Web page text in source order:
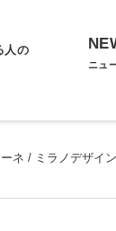
人の
ニュ
ネ / ミラノデザイ